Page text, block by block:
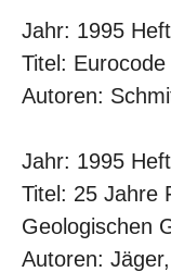
Jahr: 1995
Titel:
Autoren:
Jahr: 1995
Titel: 25 Jahre
Geologischen
Autoren: